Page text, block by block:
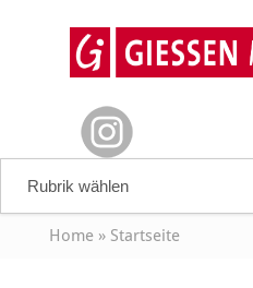
Home» Startseite